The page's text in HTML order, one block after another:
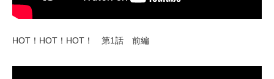
HOT！HOT！HOT！ 第1話 前編